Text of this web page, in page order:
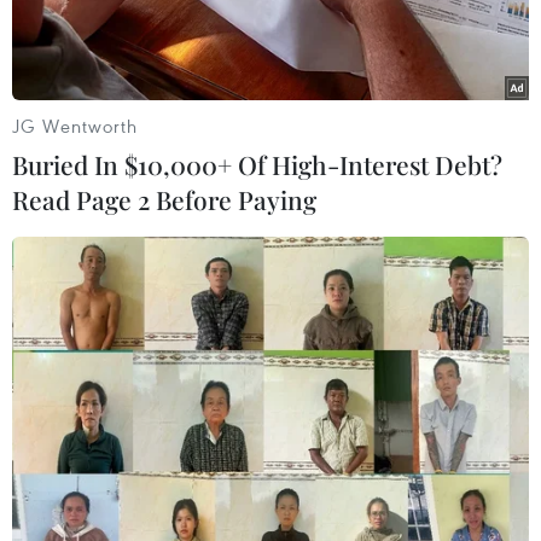
làm lạnh...
Người dân đổ xô đi mua sắm các thiết bị chống nắng nóng.
(Ảnh: Thanh Tâm/Vietnam+)
Nắng nóng gay gắt những ngày qua khiến nhu
cầu mua sắm các thiết bị điện máy chống nóng
JG Wentworth
Buried In $10,000+ Of High-Interest Debt?
Read Page 2 Before Paying